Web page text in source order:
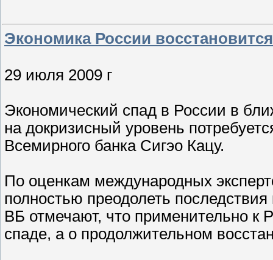
Экономика России
29 июля 2009 г
Экономический спад в России в
на докризисный уровень
Всемирного банка Сигэо Кацу.
По оценкам международных
полностью преодолеть
ВБ отмечают, что применительно к
спаде, а о продолжительном